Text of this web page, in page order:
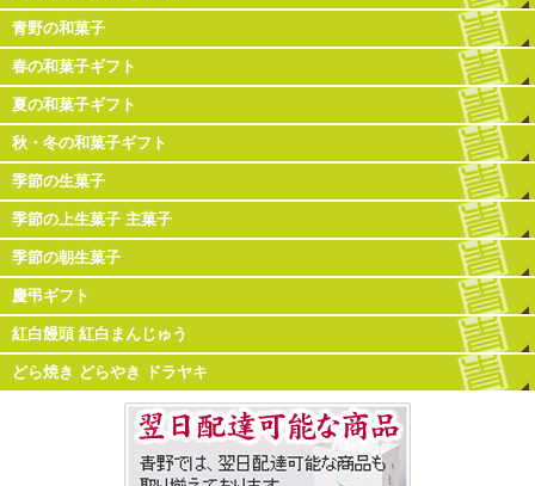
青野の和菓子
春の和菓子ギフト
夏の和菓子ギフト
秋・冬の和菓子ギフト
季節の生菓子
季節の上生菓子 主菓子
季節の朝生菓子
慶弔ギフト
紅白饅頭 紅白まんじゅう
どら焼き どらやき ドラヤキ